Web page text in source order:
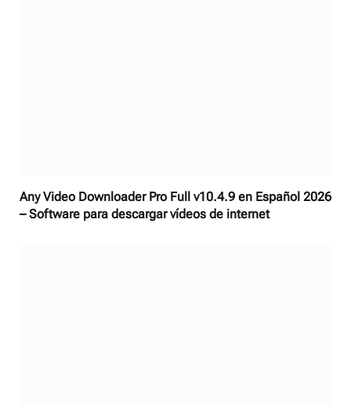
Any Video Downloader Pro Full v10.4.9 en Español 2026
– Software para descargar vídeos de internet